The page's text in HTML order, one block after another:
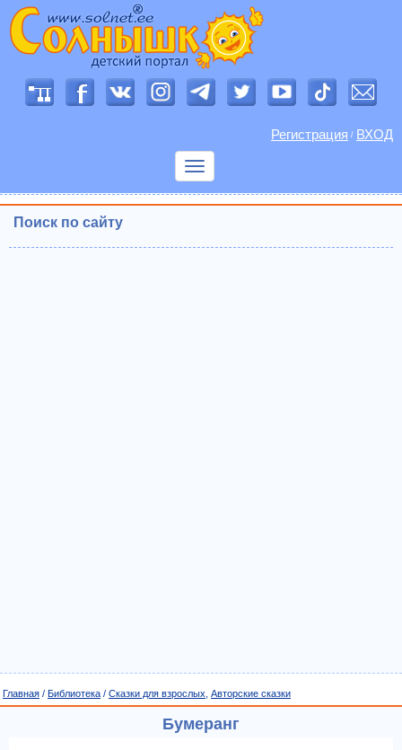
Регистрация / ВХОД
Показать
Поиск по сайту
Главная / Библиотека / Сказки для взрослых Авторские сказки
Бумеранг